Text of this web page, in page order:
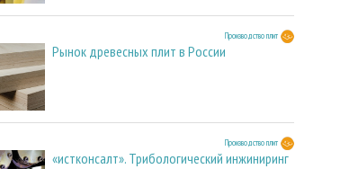
Производство плит
Рынок древесных плит в России
Производство плит
«истконсалт». Трибологический инжиниринг